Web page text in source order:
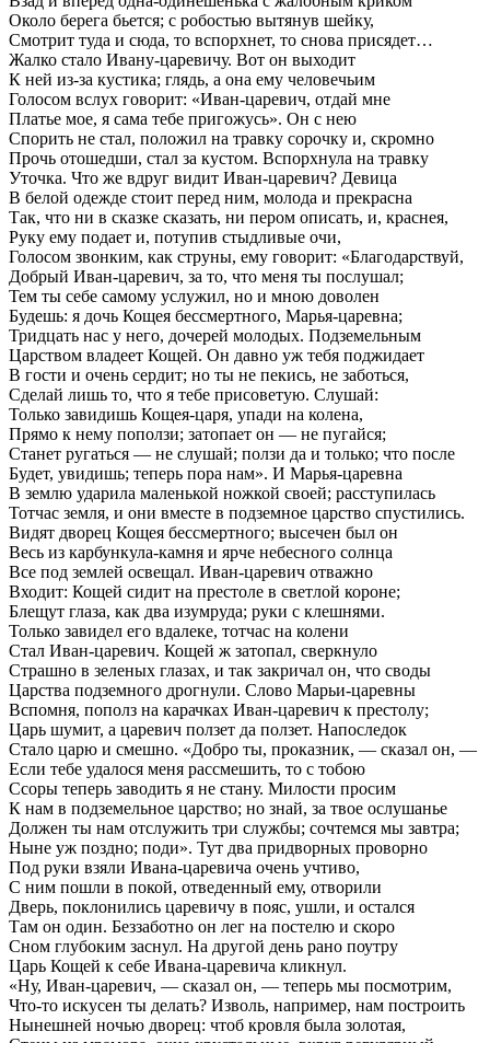
Около берега бьется; с робостью вытянув шейку,
Смотрит туда и сюда, то вспорхнет, то снова присядет…
Жалко стало Ивану-царевичу. Вот он выходит
К ней из-за кустика; глядь, а она ему человечьим
Голосом вслух говорит: «Иван-царевич, отдай мне
Платье мое, я сама тебе пригожусь». Он с нею
Спорить не стал, положил на травку сорочку и, скромно
Прочь отошедши, стал за кустом. Вспорхнула на травку
Уточка. Что же вдруг видит Иван-царевич? Девица
В белой одежде стоит перед ним, молода и прекрасна
Так, что ни в сказке сказать, ни пером описать, и, краснея,
Руку ему подает и, потупив стыдливые очи,
Голосом звонким, как струны, ему говорит: «Благодарствуй,
Добрый Иван-царевич, за то, что меня ты послушал;
Тем ты себе самому услужил, но и мною доволен
Будешь: я дочь Кощея бессмертного, Марья-царевна;
Тридцать нас у него, дочерей молодых. Подземельным
Царством владеет Кощей. Он давно уж тебя поджидает
В гости и очень сердит; но ты не пекись, не заботься,
Сделай лишь то, что я тебе присоветую. Слушай:
Только завидишь Кощея-царя, упади на колена,
Прямо к нему поползи; затопает он — не пугайся;
Станет ругаться — не слушай; ползи да и только; что после
Будет, увидишь; теперь пора нам». И Марья-царевна
В землю ударила маленькой ножкой своей; расступилась
Тотчас земля, и они вместе в подземное царство спустились.
Видят дворец Кощея бессмертного; высечен был он
Весь из карбункула-камня и ярче небесного солнца
Все под землей освещал. Иван-царевич отважно
Входит: Кощей сидит на престоле в светлой короне;
Блещут глаза, как два изумруда; руки с клешнями.
Только завидел его вдалеке, тотчас на колени
Стал Иван-царевич. Кощей ж затопал, сверкнуло
Страшно в зеленых глазах, и так закричал он, что своды
Царства подземного дрогнули. Слово Марьи-царевны
Вспомня, пополз на карачках Иван-царевич к престолу;
Царь шумит, а царевич ползет да ползет. Напоследок
Стало царю и смешно. «Добро ты, проказник, — сказал он, —
Если тебе удалося меня рассмешить, то с тобою
Ссоры теперь заводить я не стану. Милости просим
К нам в подземельное царство; но знай, за твое ослушанье
Должен ты нам отслужить три службы; сочтемся мы завтра;
Ныне уж поздно; поди». Тут два придворных проворно
Под руки взяли Ивана-царевича очень учтиво,
С ним пошли в покой, отведенный ему, отворили
Дверь, поклонились царевичу в пояс, ушли, и остался
Там он один. Беззаботно он лег на постелю и скоро
Сном глубоким заснул. На другой день рано поутру
Царь Кощей к себе Ивана-царевича кликнул.
«Ну, Иван-царевич, — сказал он, — теперь мы посмотрим,
Что-то искусен ты делать? Изволь, например, нам построить
Нынешней ночью дворец: чтоб кровля была золотая,